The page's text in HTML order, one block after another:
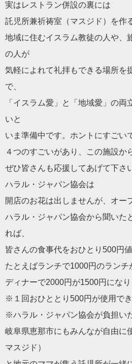
実はレストラン併設の裏には
託児所兼祈祷室（マスジド）を作
地域に住むイスラム教徒の人や、
の人が
気軽によれて礼拝もできる場所を
で、
「イスラム愛」と「地域愛」の両
いと
いま準備中です。ホントにすごい
４つのすごいがあり、この施設か
ぜひ皆さんも応援してあげて下さ
ハラル・ジャパン協会は
開店のお花は出しませんが、オー
ハラル・ジャパン協会から聞いた
れば、
皆さんの食事代をおひとり500円
たとえばランチで1000円のランチ
ディナーで2000円が1500円になり
※１回おひととり500円が使用で
※ハラル・ジャパン協会が負担い
岐阜県恵那市にもみんなが自由に
マスジド ）